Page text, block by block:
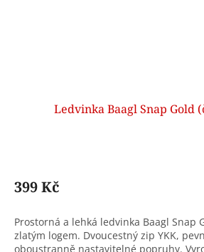
Ledvinka Baagl Snap Gold
399 Kč
Prostorná a lehká ledvinka Baagl Snap
zlatým logem. Dvoucestný zip YKK,
oboustranně nastavitelné popruhy.